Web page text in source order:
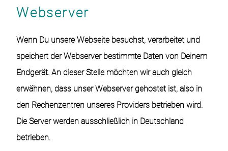
Webserver
Wenn Du unsere Webseite besuchst, verarbeitet und
speichert der Webserver bestimmte Daten von Deinem
Endgerät. An dieser Stelle möchten wir auch gleich
erwähnen, dass unser Webserver gehostet ist, also in
den Rechenzentren unseres Providers betrieben wird.
Die Server werden ausschließlich in Deutschland
betrieben.